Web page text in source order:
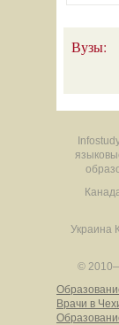
Вузы:
Украина
©
Врачи в